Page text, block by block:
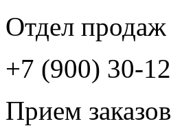
Отдел
+7 (900) 30-
Прием